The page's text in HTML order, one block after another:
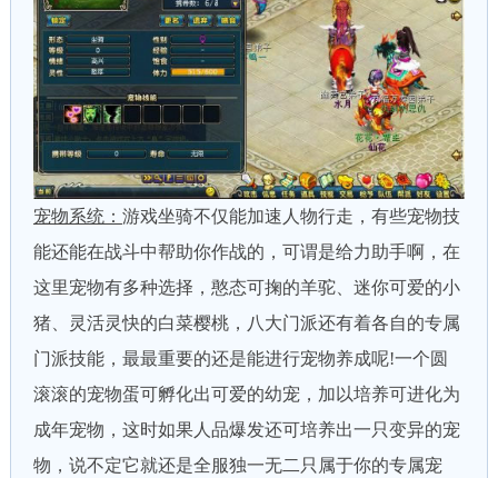
宠物系统： 游戏坐骑不仅能加速人物行走，有些宠物技
能还能在战斗中帮助你作战的，可谓是给力助手啊，在
这里宠物有多种选择，憨态可掬的羊驼、迷你可爱的小
猪、灵活灵快的白菜樱桃，八大门派还有着各自的专属
门派技能，最最重要的还是能进行宠物养成呢!一个圆
滚滚的宠物蛋可孵化出可爱的幼宠，加以培养可进化为
成年宠物，这时如果人品爆发还可培养出一只变异的宠
物，说不定它就还是全服独一无二只属于你的专属宠